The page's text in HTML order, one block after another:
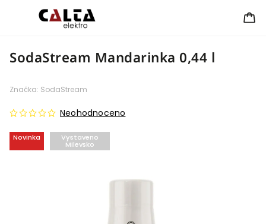
SodaStream Mandarinka 0,44 l
Novinka Vystaveno
Milevsko
Neohodnoceno
Značka: SodaStream